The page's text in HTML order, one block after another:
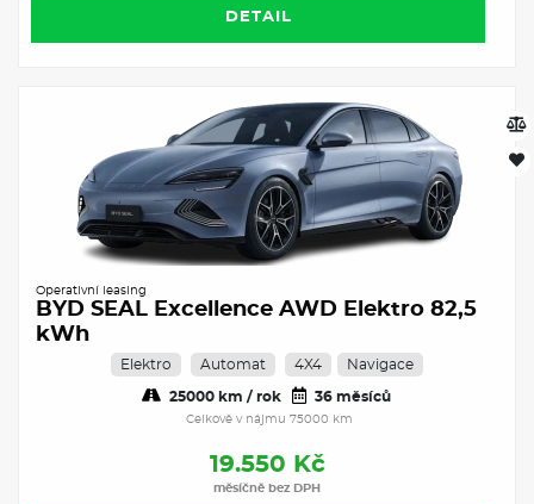
DETAIL
Operativní leasing
BYD SEAL Excellence AWD Elektro 82,5
kWh
Elektro Automat 4X4 Navigace
25000 km / rok 36 měsíců
Celkově v nájmu 75000 km
19.550 Kč
měsíčně bez DPH